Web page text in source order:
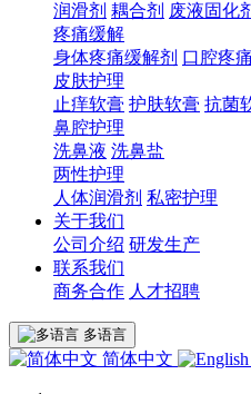
润滑剂 耦合剂 废液固化
疼痛缓解
身体疼痛缓解剂 口腔疼
皮肤护理
止痒软膏 护肤软膏 抗菌
鼻腔护理
洗鼻液 洗鼻盐
两性护理
人体润滑剂 私密护理
关于我们
公司介绍 研发生产
联系我们
商务合作 人才招聘
多语言
简体中文